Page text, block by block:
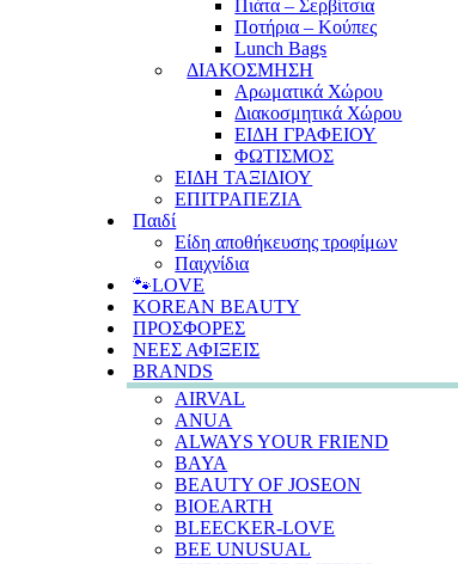
Πιάτα – Σερβίτσια
Ποτήρια – Κούπες
Lunch Bags
ΔΙΑΚΟΣΜΗΣΗ
Αρωματικά Χώρου
Διακοσμητικά Χώρου
ΕΙΔΗ ΓΡΑΦΕΙΟΥ
ΦΩΤΙΣΜΟΣ
ΕΙΔΗ ΤΑΞΙΔΙΟΥ
ΕΠΙΤΡΑΠΕΖΙΑ
Παιδί
Είδη αποθήκευσης τροφίμων
Παιχνίδια
🐾LOVE
KOREAN BEAUTY
ΠΡΟΣΦΟΡΕΣ
ΝΕΕΣ ΑΦΙΞΕΙΣ
BRANDS
AIRVAL
ANUA
ALWAYS YOUR FRIEND
BAYA
BEAUTY OF JOSEON
BIOEARTH
BLEECKER-LOVE
BEE UNUSUAL